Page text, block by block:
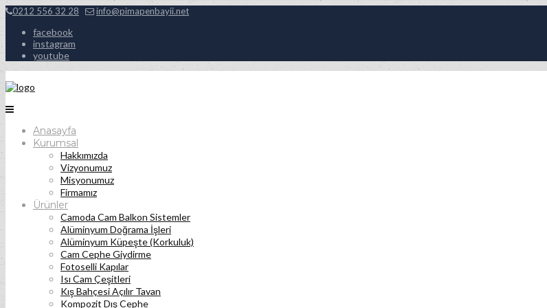
0212 556 32 28 info@pimapenbayii.net
facebook
instagram
youtube
Anasayfa
Kurumsal
Hakkımızda
Vizyonumuz
Misyonumuz
Firmamız
Ürünler
Camoda Cam Balkon Sistemler
Alüminyum Doğrama İşleri
Alüminyum Küpeşte (Korkuluk)
Cam Cephe Giydirme
Fotoselli Kapılar
Isı Cam Çeşitleri
Kış Bahçesi Açılır Tavan
Kompozit Dış Cephe